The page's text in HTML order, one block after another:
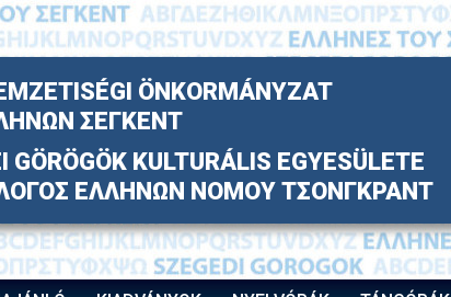
ÖNKORMÁNYZAT
ΣΕΓΚΕΝΤ
GÖRÖGÖK KULTURÁLIS EGYESÜLETE
ΕΛΛΗΝΩΝ ΝΟΜΟΥ ΤΣΟΝΓΚΡΑΝΤ